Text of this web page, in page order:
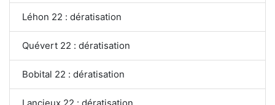
Léhon 22 : dératisation
Quévert 22 : dératisation
Bobital 22 : dératisation